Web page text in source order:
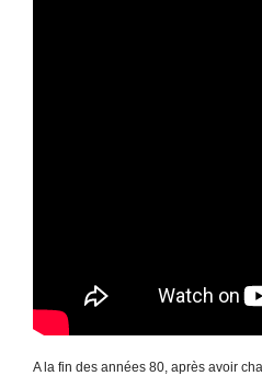
A la fin des années 80, après avoir